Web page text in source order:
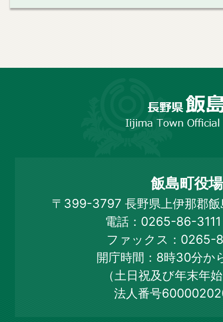
Town
Official
Web
Site
飯島町役場
〒399-3797 長野県上伊那郡
電話：0265-86-
ファックス：0265-
開庁時間：8時30分か
（土日祝及び年末年
法人番号